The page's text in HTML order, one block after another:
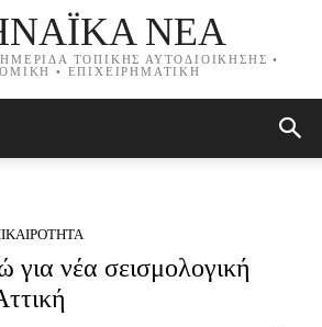
ΝΕΑ
ΤΟΠΙΚΗΣ ΑΥΤΟΔΙΟΙΚΗΣΗΣ •
• ΕΠΙΧΕΙΡΗΜΑΤΙΚΗ
νέα σεισμολογική